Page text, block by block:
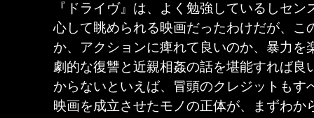
『ドライヴ』は、よく勉強しているしセ
心して眺められる映画だったわけだが、こ
か、アクションに痺れて良いのか、暴力を
劇的な復讐と近親相姦の話を堪能すれば良
からないといえば、冒頭のクレジットもす
映画を成立させたモノの正体が、まずわか